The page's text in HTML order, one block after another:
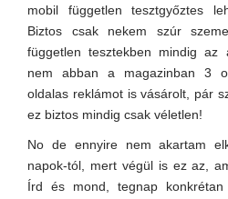
mobil független tesztgyőztes
Biztos csak nekem szúr
független tesztekben mindig az
nem abban a magazinban 3
oldalas reklámot is vásárolt, pár
ez biztos mindig csak véletlen!
No de ennyire nem akartam
napok-tól, mert végül is ez az,
Írd és mond, tegnap